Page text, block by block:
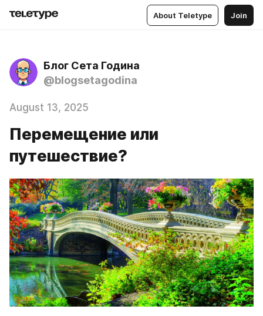
About Teletype Join
Блог Сета Година
@blogsetagodina
August 13, 2025
Перемещение или
путешествие?